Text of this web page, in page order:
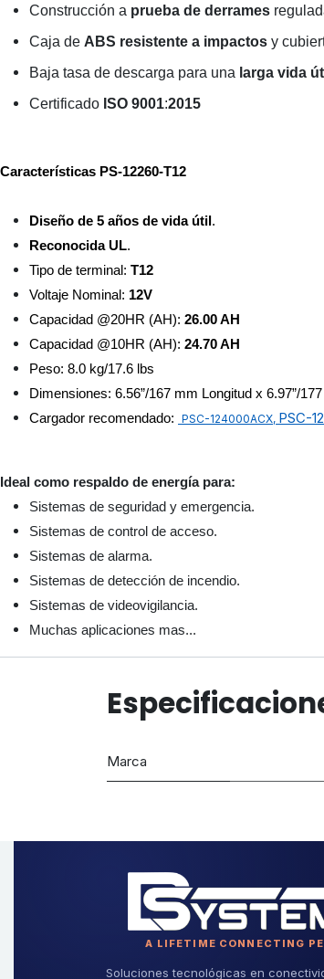
Construcción a prueba de derrames
Caja de ABS resistente a impactos y
Baja tasa de descarga para una larga vida
Certificado ISO 9001:2015
Características PS-12260-T12
Diseño de 5 años de vida útil .
Reconocida UL.
Tipo de terminal: T12
Voltaje Nominal: 12V
Capacidad @20HR (AH): 26.00 AH
Capacidad @10HR (AH): 24.70 AH
Peso: 8.0 kg/17.6 lbs
Dimensiones: 6.56”/167 mm Longitud x 6.97”/
Cargador recomendado: PSC-124000ACX, PSC-
Ideal como respaldo de energía para:
Sistemas de seguridad y emergencia.
Sistemas de control de acceso.
Sistemas de alarma.
Sistemas de detección de incendio.
Sistemas de videovigilancia.
Muchas aplicaciones mas...
Marca
A LIFETIME CONNECTING
Soluciones tecnológicas en